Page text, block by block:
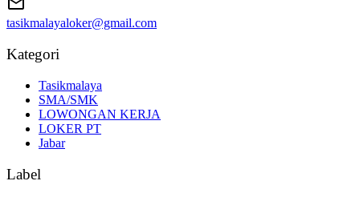
tasikmalayaloker@gmail.com
Kategori
Tasikmalaya
SMA/SMK
LOWONGAN KERJA
LOKER PT
Jabar
Label